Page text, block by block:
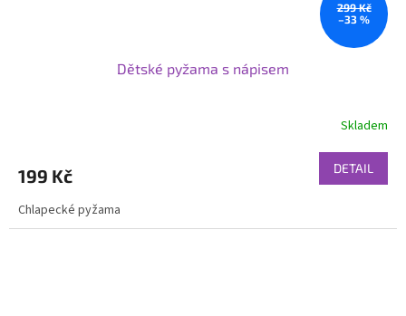
299 Kč
–33 %
Dětské pyžama s nápisem
Skladem
199 Kč DETAIL
Chlapecké pyžama